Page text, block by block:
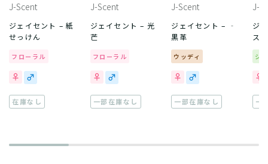
J-Scent
ジェイセント – 紙
せっけん
フローラル
在庫なし
J-Scent
ジェイセント – 光
芒
フローラル
一部在庫なし
J-Scent
ジェイセント – ‐
黒革
ウッディ
一部在庫なし
J-
ジ
スイ
シ
一